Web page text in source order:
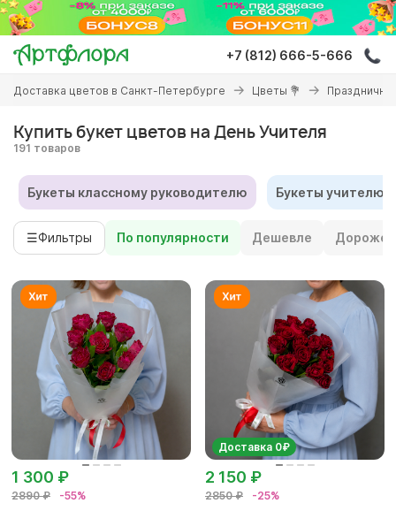
Перейти
основному
содержанию
+7 (812) 666-5-666
Вы
здесь
Доставка цветов в Санкт-Петербурге Цветы 💐
Купить букет цветов на День Учителя
191 товаров
Букеты классному руководителю Букеты
☰Фильтры По популярности Дешевле Дороже
2890 ₽ -55%
1 300 ₽
Доставка 0₽
2850 ₽ -25%
2 150 ₽